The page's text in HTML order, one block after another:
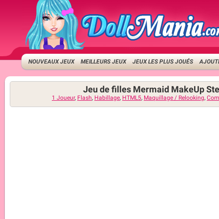
NOUVEAUX JEUX MEILLEURS JEUX JEUX LES PLUS JOUÉS
Jeu de filles Mermaid MakeUp
1 Joueur, Flash, Habillage, HTML5, Maquillage / Relooking,